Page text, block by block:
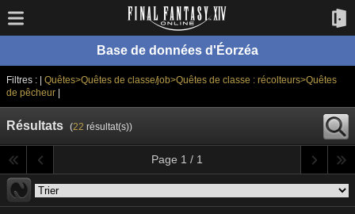
Base de données d'Éorzéa
Filtres : | Quêtes>Quêtes de classe/job>Quêtes de classe : récolteurs>Quêtes
de pêcheur|
Résultats (22 résultat(s))
Page 1 / 1